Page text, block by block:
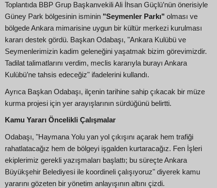
Toplantıda BBP Grup Başkanvekili Ali İhsan Güçlü’nün önerisiyle
Güney Park bölgesinin isminin "Seymenler Parkı" olması ve
bölgede Ankara mimarisine uygun bir kültür merkezi kurulması
kararı destek gördü. Başkan Odabaşı, "Ankara Kulübü ve
Seymenlerimizin kadim geleneğini yaşatmak bizim görevimizdir.
Tadilat talimatlarını verdim, meclis kararıyla burayı Ankara
Kulübü’ne tahsis edeceğiz" ifadelerini kullandı.
Ayrıca Başkan Odabaşı, ilçenin tarihine sahip çıkacak bir müze
kurma projesi için yer arayışlarının sürdüğünü belirtti.
Kamu Yararı Öncelikli Çalışmalar
Odabaşı, "Haymana Yolu yan yol çıkışını açarak hem trafiği
rahatlatacağız hem de bölgeyi işgalden kurtaracağız. Fen İşleri
ekiplerimiz gerekli yazışmaları başlattı; bu süreçte Ankara
Büyükşehir Belediyesi ile koordineli çalışıyoruz" diyerek kamu
yararını gözeten bir yönetim anlayışının altını çizdi.